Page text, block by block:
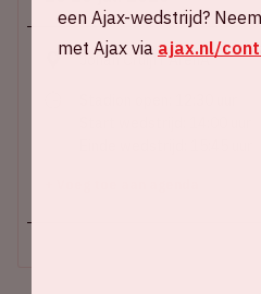
Johan Cruijff ArenA
een Ajax-wedstrijd?
met Ajax via ajax.nl/